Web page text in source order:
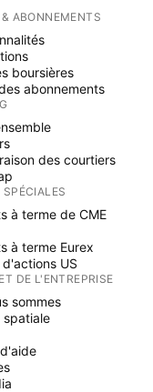
ABONNEMENTS
boursières
abonnements
des courtiers
SPÉCIALES
à terme de CME
à terme Eurex
US
DE L'ENTREPRISE
sommes
spatiale